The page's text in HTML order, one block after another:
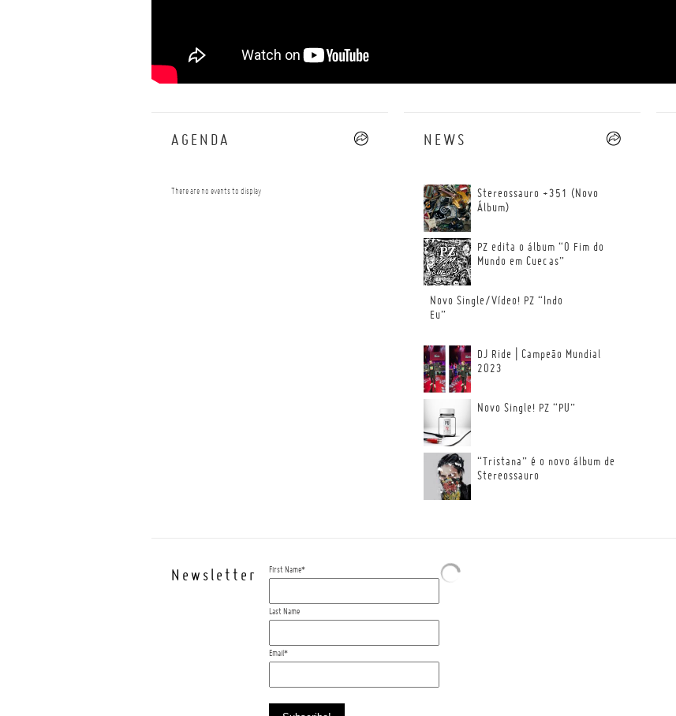
AGENDA
There are no events to display
NEWS
Stereossauro +351 (Novo
Álbum)
PZ edita o álbum “O Fim do
Mundo em Cuecas”
Novo Single/Vídeo! PZ “Indo
Eu”
DJ Ride | Campeão Mundial
2023
Novo Single! PZ “PU”
“Tristana” é o novo álbum de
Stereossauro
Newsletter First Name*
Last Name
Email*